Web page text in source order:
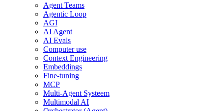
Agent Teams
Agentic Loop
AGI
AI Agent
AI Evals
Computer use
Context Engineering
Embeddings
Fine-tuning
MCP
Multi-Agent Systeem
Multimodal AI